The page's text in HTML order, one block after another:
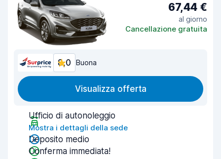
67,44 €
al giorno
Cancellazione gratuita
8,0 Buona
Visualizza offerta
Ufficio di autonoleggio
Mostra i dettagli della sede
Deposito medio
Conferma immediata!